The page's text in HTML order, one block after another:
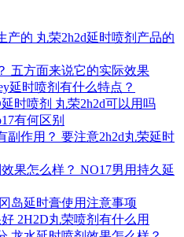
产的 丸荣2h2d延时喷剂产品的
五方面来说它的实际效果
延时喷剂有什么特点？
时喷剂 丸荣2h2d可以用吗
有何区别
副作用？ 要注意2h2d丸荣延时
果怎么样？ NO17男用持久延
岛延时膏使用注意事项
2H2D丸荣喷剂有什么用